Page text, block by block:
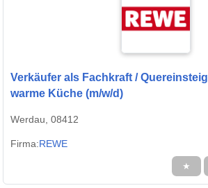
Verkäufer als Fachkraft /
warme Küche (m/w/d)
Werdau, 08412
Firma:REWE
★